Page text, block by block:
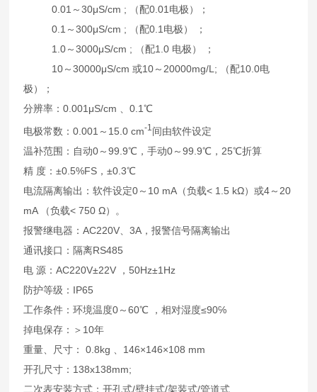
0.01～30μS/cm ; （配0.01电极）；
0.1～300μS/cm ; （配0.1电极） ；
1.0～3000μS/cm ; （配1.0 电极） ；
10～30000μS/cm 或10～20000mg/L; （配10.0电
极）；
分辨率：0.001μS/cm 、0.1℃
电极常数：0.001～15.0 cm-1 间由软件设定
温补范围：自动0～99.9℃，手动0～99.9℃，25℃折算
精 度：±0.5%FS，±0.3℃
电流隔离输出：软件设定0～10 mA（负载< 1.5 kΩ）或4～20
mA （负载< 750 Ω）。
报警继电器：AC220V、3A，报警信号隔离输出
通讯接口：隔离RS485
电 源：AC220V±22V ，50Hz±1Hz
防护等级：IP65
工作条件：环境温度0～60℃ ，相对湿度≤90℅
掉电保存：＞10年
重量、尺寸： 0.8kg 、146×146×108 mm
开孔尺寸：138x138mm;
二次表安装方式：开孔式/壁挂式/架装式/管道式